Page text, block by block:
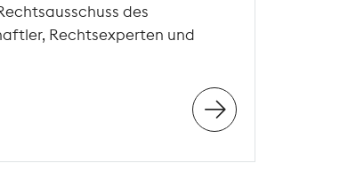
des
Rechtsexperten und